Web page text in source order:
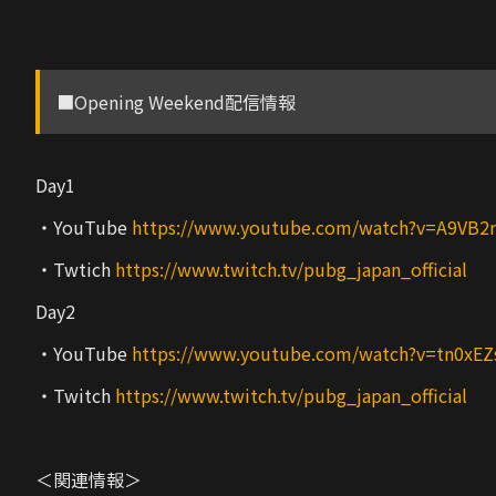
■Opening Weekend配信情報
Day1
・YouTube https://www.youtube.com/
・Twtich https://www.twitch.tv/pubg_japan_official
Day2
・YouTube https://www.youtube.com/
・Twitch https://www.twitch.tv/pubg_japan_official
＜関連情報＞